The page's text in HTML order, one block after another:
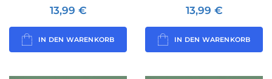
13,99 €
IN DEN WARENKORB
13,99 €
IN DEN WARENKORB